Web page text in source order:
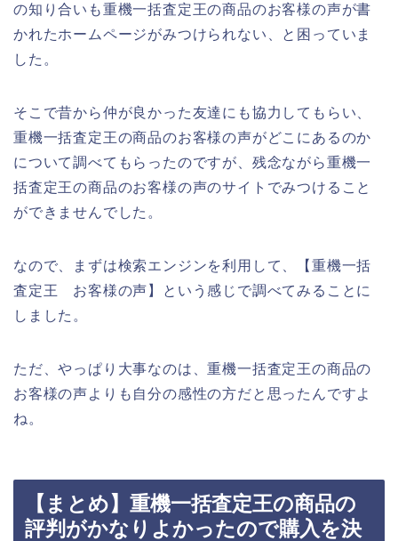
の知り合いも重機一括査定王の商品のお客様の声が書
かれたホームページがみつけられない、と困っていま
した。
そこで昔から仲が良かった友達にも協力してもらい、
重機一括査定王の商品のお客様の声がどこにあるのか
について調べてもらったのですが、残念ながら重機一
括査定王の商品のお客様の声のサイトでみつけること
ができませんでした。
なので、まずは検索エンジンを利用して、【重機一括
査定王 お客様の声】という感じで調べてみることに
しました。
ただ、やっぱり大事なのは、重機一括査定王の商品の
お客様の声よりも自分の感性の方だと思ったんですよ
ね。
【まとめ】重機一括査定王の商品の
評判がかなりよかったので購入を決